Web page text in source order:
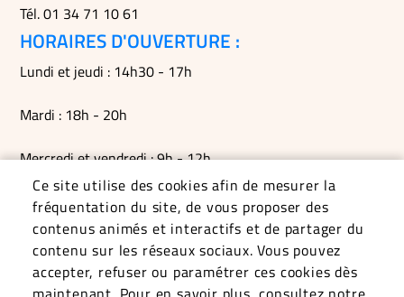
Ce site utilise des cookies afin de mesurer la
fréquentation du site, de vous proposer des
contenus animés et interactifs et de partager du
contenu sur les réseaux sociaux. Vous pouvez
accepter, refuser ou paramétrer ces cookies dès
Tél. 01 34 71 10 61
HORAIRES D'OUVERTURE :
Lundi et jeudi : 14h30 - 17h
Mardi : 18h - 20h
Mercredi et vendredi : 9h - 12h
Permanences du maire le mardi soir, le vendredi matin et
sur RDV